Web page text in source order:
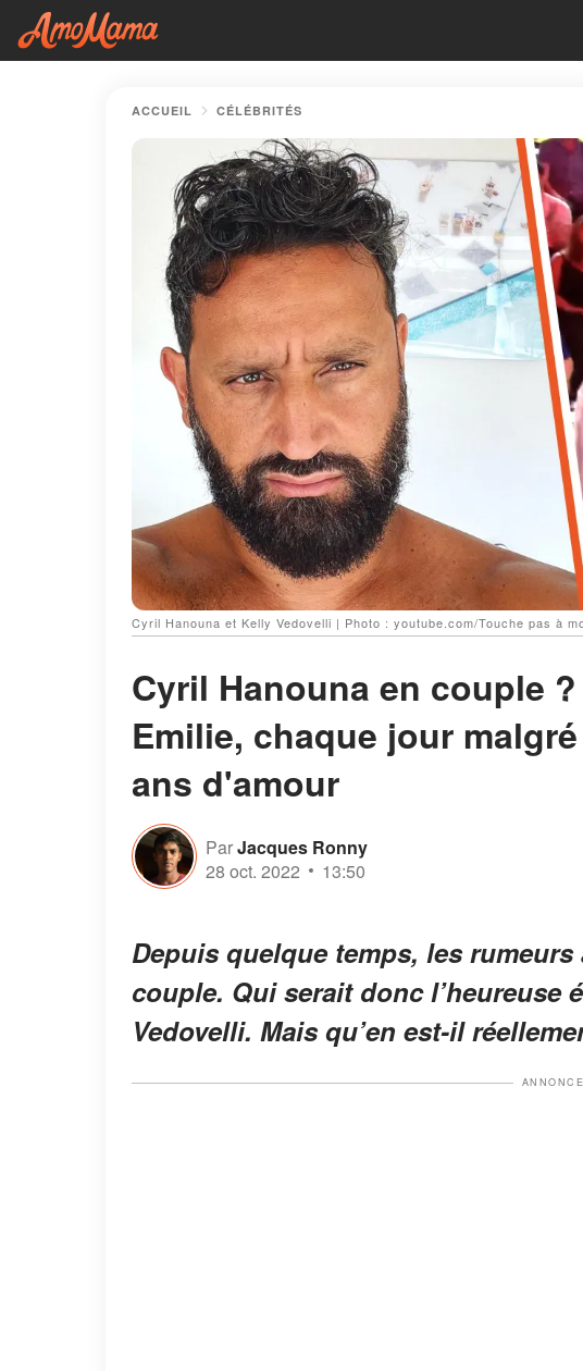
ACCUEIL CÉLÉBRITÉS
Cyril Hanouna et Kelly Vedovelli | Photo : youtube.com/Touche pas à
Cyril Hanouna en couple
Emilie, chaque jour
ans d'amour
ParJacques Ronny
28 oct. 2022
13:50
Depuis quelque temps, les
couple. Qui serait donc l’heureuse
Vedovelli. Mais qu’en est-il